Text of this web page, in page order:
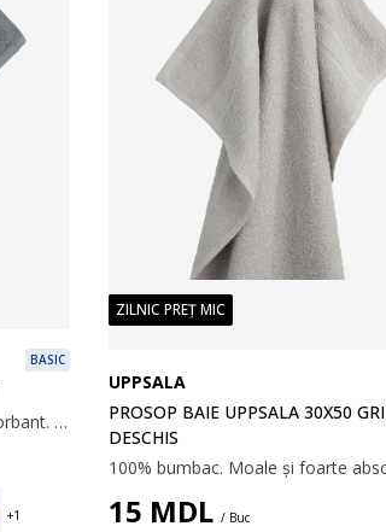
BASIC
100% bumbac. Moale și foarte absorbant. 400 g/m². 30x50 cm
ZILNIC PREȚ MIC
UPPSALA
PROSOP BAIE UPPSALA 30X50 GRI
DESCHIS
15 MDL / Buc